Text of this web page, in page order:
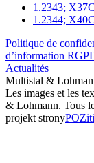
1.2343;
1.2344;
Politique de
d’information
Actualités
Multistal &
Les images et les
& Lohmann. Tous
projekt strony